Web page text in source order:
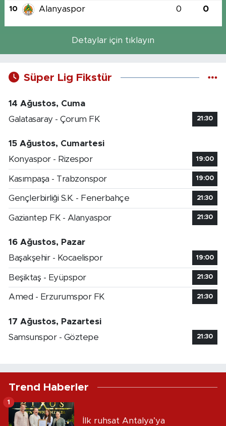
10 Alanyaspor 0 0
Detaylar için tıklayın
Süper Lig Fikstür
14 Ağustos, Cuma
Galatasaray - Çorum FK
21:30
15 Ağustos, Cumartesi
Konyaspor - Rizespor
19:00
Kasımpaşa - Trabzonspor 19:00
Gençlerbirliği S.K. - Fenerbahçe 21:30
Gaziantep FK - Alanyaspor 21:30
16 Ağustos, Pazar
Başakşehir - Kocaelispor
19:00
Beşiktaş - Eyüpspor 21:30
Amed - Erzurumspor FK 21:30
17 Ağustos, Pazartesi
Samsunspor - Göztepe
21:30
Trend Haberler
İlk ruhsat Antalya’ya
1